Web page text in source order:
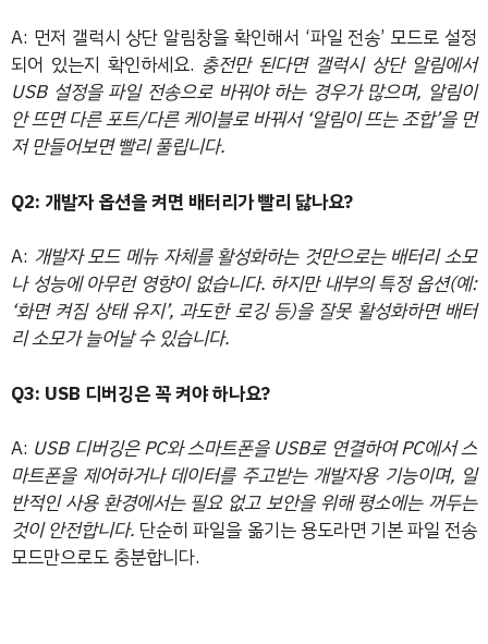
A: 먼저 갤럭시 상단 알림창을 확인해서 ‘파일 전송’ 모드로 설정
되어 있는지 확인하세요. 충전만 된다면 갤럭시 상단 알림에서
USB 설정을 파일 전송으로 바꿔야 하는 경우가 많으며, 알림이
안 뜨면 다른 포트/다른 케이블로 바꿔서 ‘알림이 뜨는 조합’을 먼
저 만들어보면 빨리 풀립니다.
Q2: 개발자 옵션을 켜면 배터리가 빨리 닳나요?
A: 개발자 모드 메뉴 자체를 활성화하는 것만으로는 배터리 소모
나 성능에 아무런 영향이 없습니다. 하지만 내부의 특정 옵션(예:
‘화면 켜짐 상태 유지’, 과도한 로깅 등)을 잘못 활성화하면 배터
리 소모가 늘어날 수 있습니다.
Q3: USB 디버깅은 꼭 켜야 하나요?
A: USB 디버깅은 PC와 스마트폰을 USB로 연결하여 PC에서 스
마트폰을 제어하거나 데이터를 주고받는 개발자용 기능이며, 일
반적인 사용 환경에서는 필요 없고 보안을 위해 평소에는 꺼두는
것이 안전합니다. 단순히 파일을 옮기는 용도라면 기본 파일 전송
모드만으로도 충분합니다.